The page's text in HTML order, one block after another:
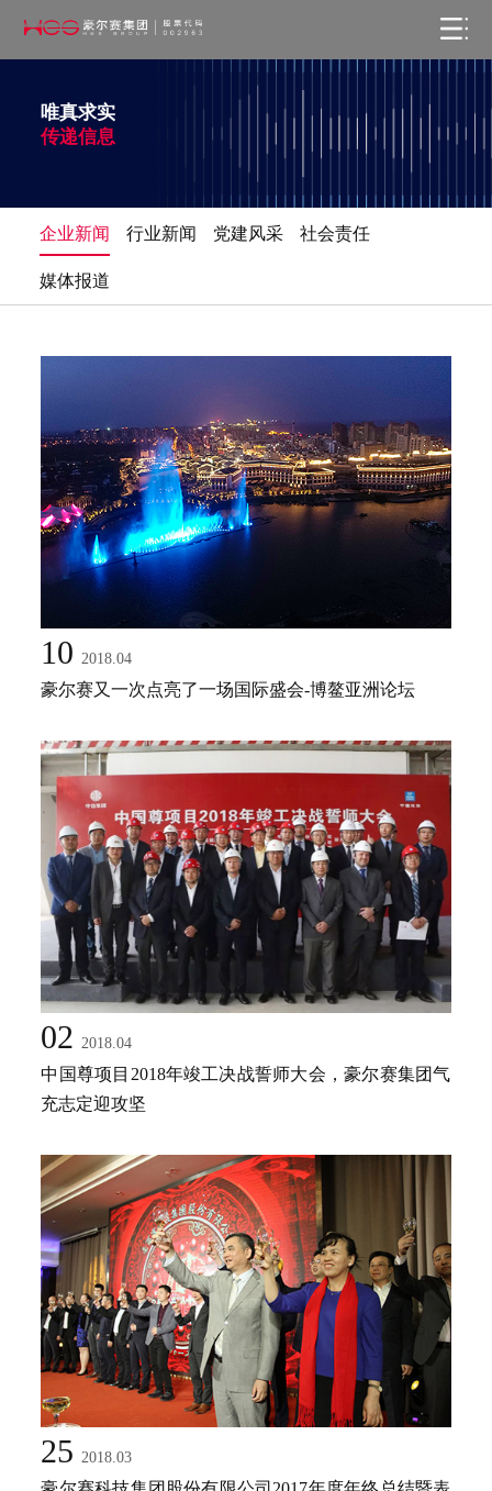
唯真求实
传递信息
企业新闻 行业新闻 党建风采
社会责任
媒体报道
10 2018.04
豪尔赛又一次点亮了一场国际盛会-博鳌亚洲论坛
02 2018.04
中国尊项目2018年竣工决战誓师大会，豪尔赛集团气
充志定迎攻坚
25 2018.03